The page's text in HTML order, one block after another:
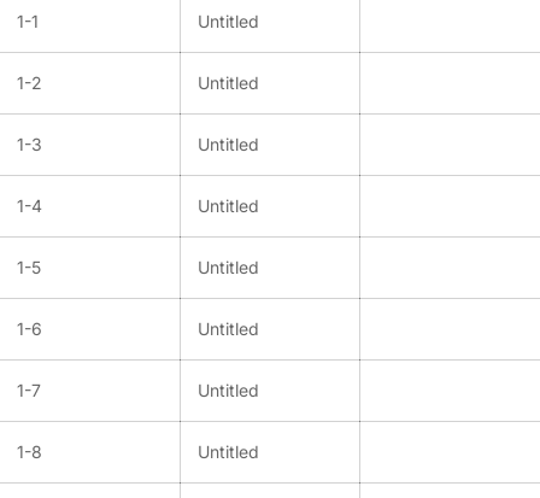
1-1 Untitled
1-2 Untitled
1-3 Untitled
1-4 Untitled
1-5 Untitled
1-6 Untitled
1-7 Untitled
1-8 Untitled